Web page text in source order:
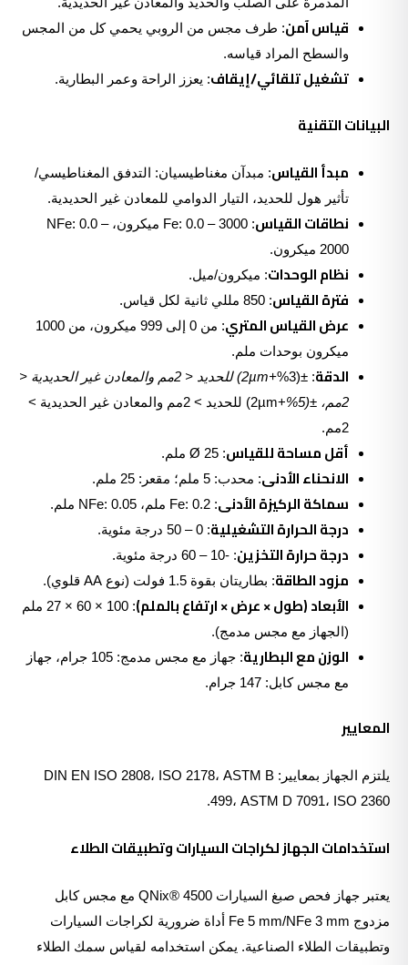
قياس آمن: طرف مجس من الروبي يحمي كل من المجس
والسطح المراد قياسه.
تشغيل تلقائي/إيقاف: يعزز الراحة وعمر البطارية.
البيانات التقنية
مبدأ القياس: مبدآن مغناطيسيان: التدفق المغناطيسي/
تأثير هول للحديد، التيار الدوامي للمعادن غير الحديدية.
نطاقات القياس
: Fe: 0.0 – 3000 ميكرون، NFe: 0.0 –
2000 ميكرون.
نظام الوحدات: ميكرون/ميل.
فترة القياس: 850 مللي ثانية لكل قياس.
عرض القياس المتري
: من 0 إلى 999 ميكرون، من 1000
ميكرون بوحدات ملم.
الدقة: ±(3%
+2µm) للحديد < 2مم والمعادن غير الحديدية <
2مم، ±(5%
+2µm) للحديد > 2مم والمعادن غير الحديدية >
2مم.
أقل مساحة للقياس: Ø 25 ملم.
الانحناء الأدنى: محدب: 5 ملم؛ مقعر: 25 ملم.
سماكة الركيزة الأدنى: Fe: 0.2 ملم، NFe: 0.05 ملم.
درجة الحرارة التشغيلية: 0 – 50 درجة مئوية.
درجة حرارة التخزين: -10 – 60 درجة مئوية.
مزود الطاقة: بطاريتان بقوة 1.5 فولت (نوع AA قلوي).
الأبعاد (طول × عرض × ارتفاع بالملم)
: 100 × 60 × 27 ملم
(الجهاز مع مجس مدمج).
الوزن مع البطارية
: جهاز مع مجس مدمج: 105 جرام، جهاز
مع مجس كابل: 147 جرام.
المعايير
يلتزم الجهاز بمعايير: DIN EN ISO 2808، ISO 2178، ASTM B
499، ASTM D 7091، ISO 2360.
استخدامات الجهاز لكراجات السيارات وتطبيقات الطلاء
يعتبر جهاز فحص صبغ السيارات QNix® 4500 مع مجس كابل
مزدوج Fe 5 mm/NFe 3 mm أداة ضرورية لكراجات السيارات
وتطبيقات الطلاء الصناعية. يمكن استخدامه لقياس سمك الطلاء